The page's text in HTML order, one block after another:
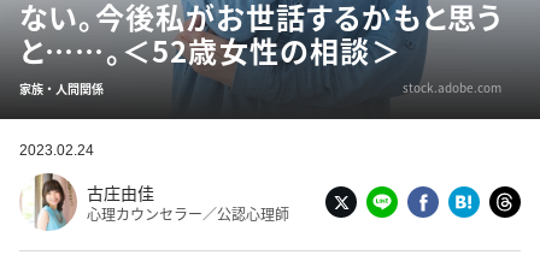
ない。今後私がお世話するかもと思う
と……。＜52歳女性の相談＞
家族・人間関係 stock.adobe.com
2023.02.24
古庄由佳
心理カウンセラー／公認心理師